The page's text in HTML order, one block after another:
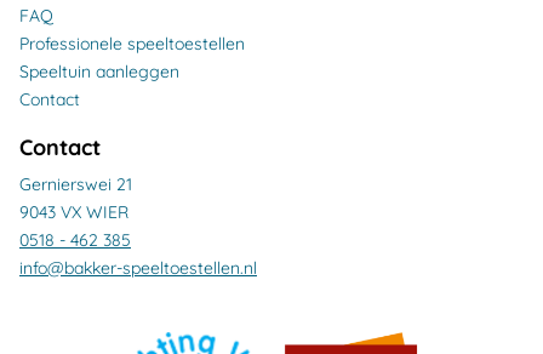
FAQ
Professionele speeltoestellen
Speeltuin aanleggen
Contact
Contact
Gernierswei 21
9043 VX WIER
0518 - 462 385
info@bakker-speeltoestellen.nl